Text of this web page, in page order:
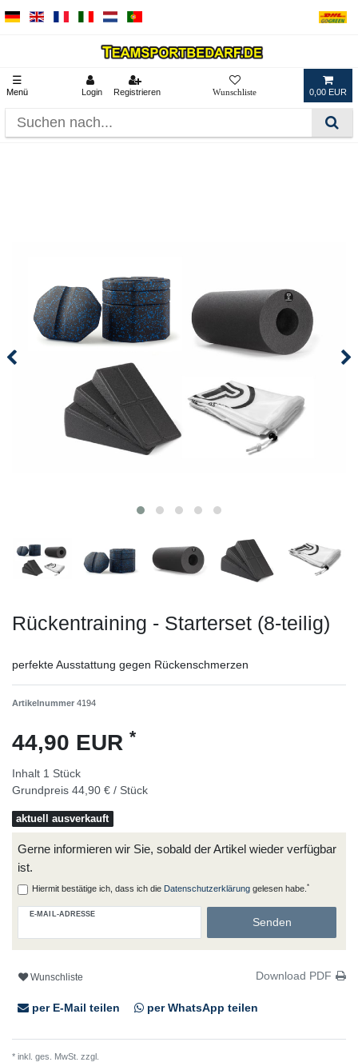
☰
Menü Login Registrieren 0,00 EUR
Rückentraining - Starterset (8-teilig)
perfekte Ausstattung gegen Rückenschmerzen
Artikelnummer 4194
44,90 EUR *
Inhalt 1 Stück
Grundpreis 44,90 € / Stück
aktuell ausverkauft
Gerne informieren wir Sie, sobald der Artikel wieder verfügbar
ist.
E-MAIL-ADRESSE
Hiermit bestätige ich, dass ich die Daten­schutz­erklärunggelesen habe.*
Senden
Wunschliste Download PDF
per E-Mail teilen per WhatsApp teilen
* inkl. ges. MwSt. zzgl.